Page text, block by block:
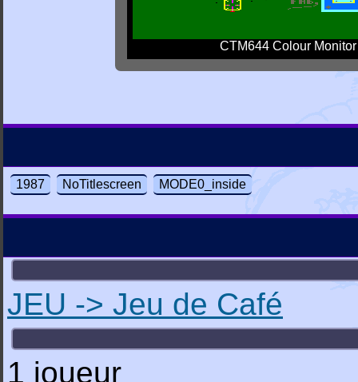
CTM644 Colour Monitor
1987 NoTitlescreen MODE0_inside
JEU -> Jeu de Café
1 joueur